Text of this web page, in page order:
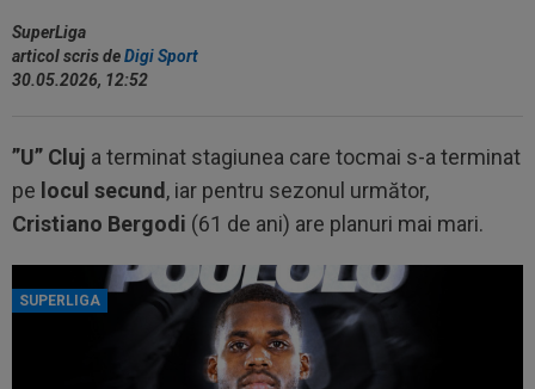
SuperLiga
articol scris deDigi Sport
30.05.2026, 12:52
”U” Cluj a terminat stagiunea care tocmai s-a terminat
pe locul secund , iar pentru sezonul următor,
Cristiano Bergodi (61 de ani) are planuri mai mari.
SUPERLIGA